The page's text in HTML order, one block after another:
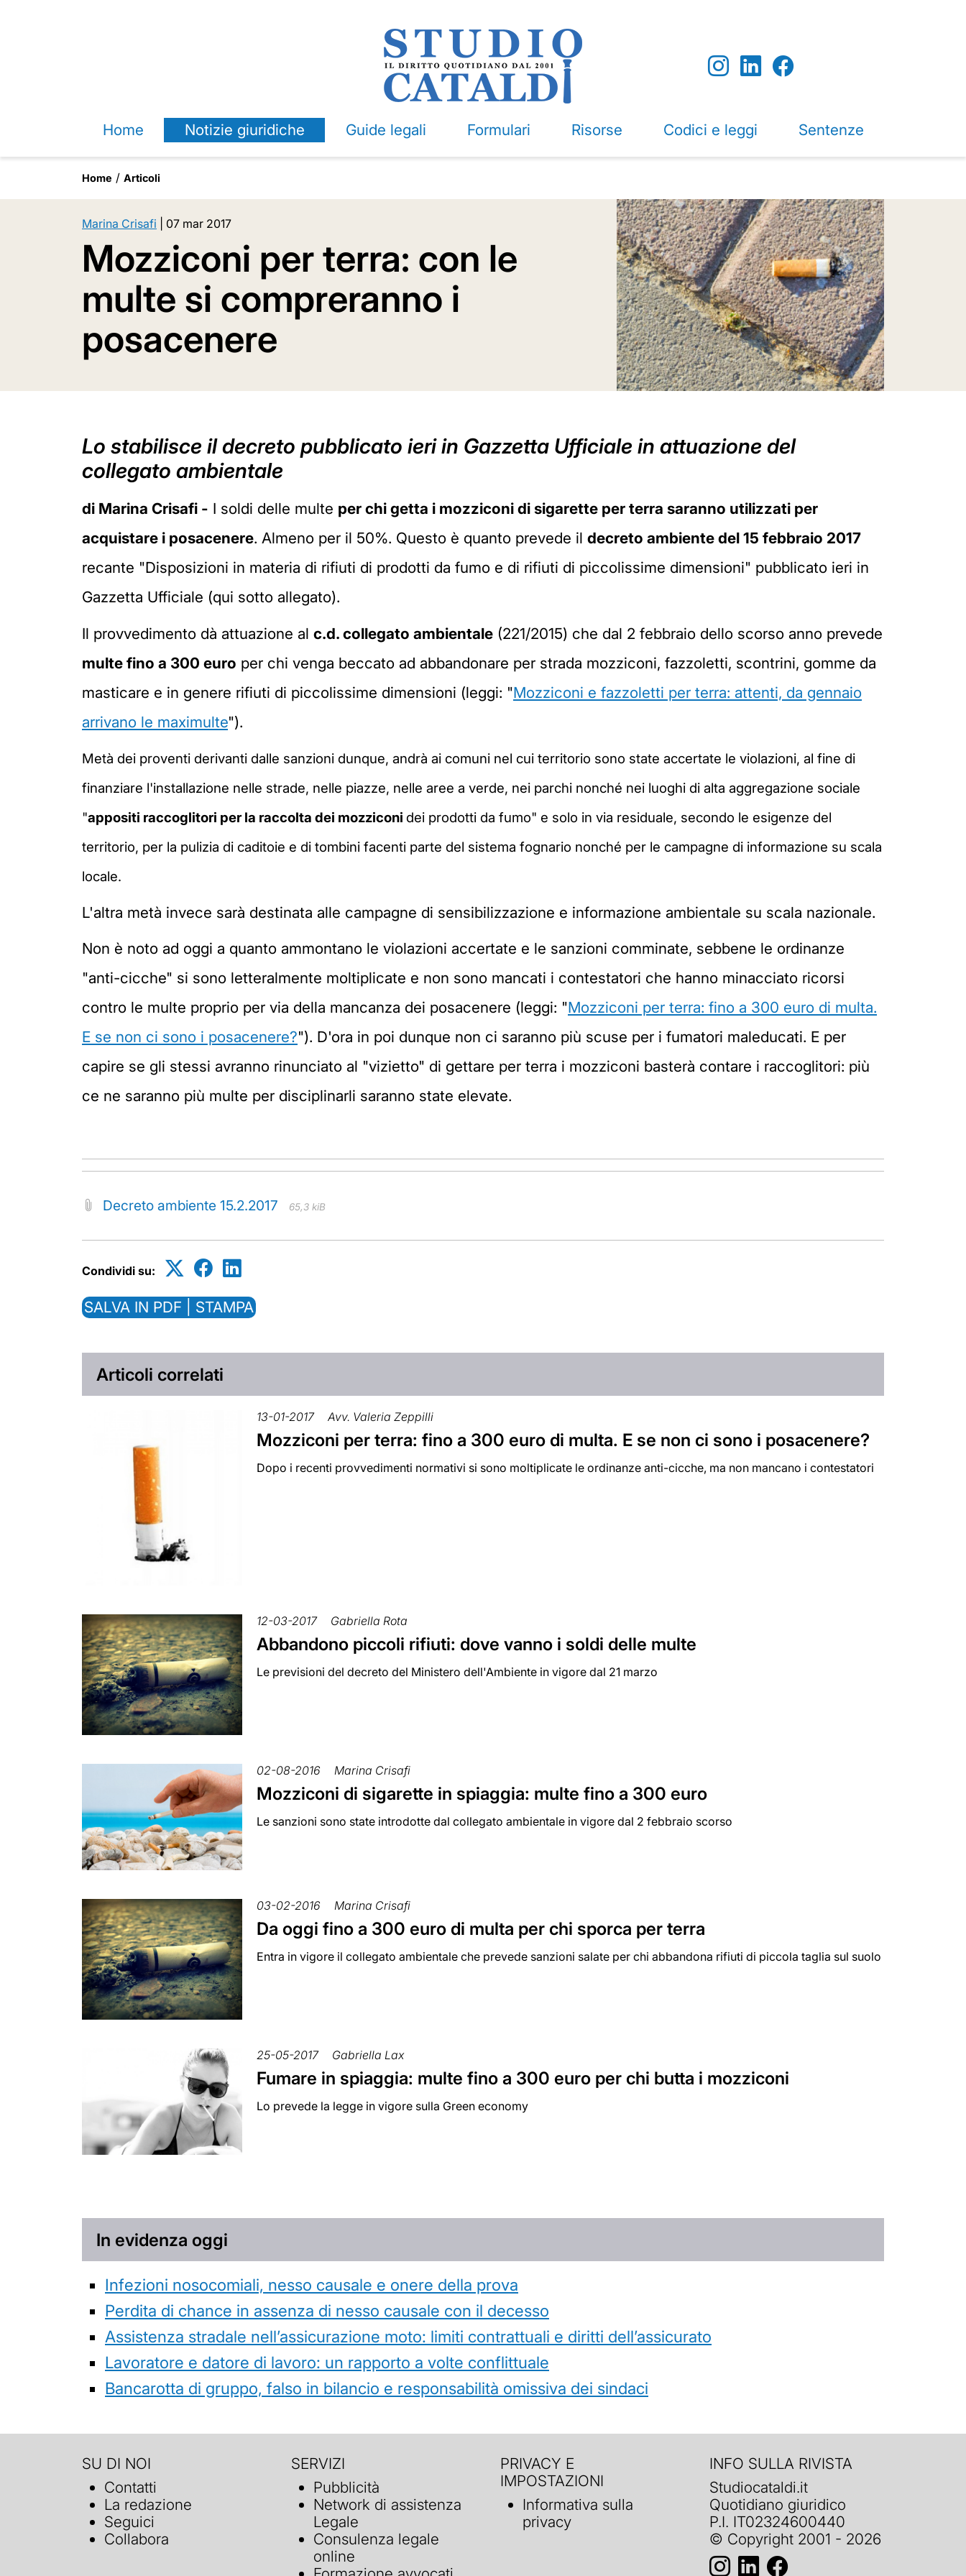
Home Notizie giuridiche Guide legali Formulari Risorse Codici e leggi Sentenze
Home Articoli
Marina Crisafi 07 mar 2017
Mozziconi per terra: con le
multe si compreranno i
posacenere
Lo stabilisce il decreto pubblicato ieri in Gazzetta Ufficiale in attuazione del
collegato ambientale
di Marina Crisafi - I soldi delle multe per chi getta i mozziconi di sigarette per terra saranno utilizzati per
acquistare i posacenere. Almeno per il 50%. Questo è quanto prevede il decreto ambiente del 15 febbraio 2017
recante "Disposizioni in materia di rifiuti di prodotti da fumo e di rifiuti di piccolissime dimensioni" pubblicato ieri in
Gazzetta Ufficiale (qui sotto allegato).
Il provvedimento dà attuazione al c.d. collegato ambientale (221/2015) che dal 2 febbraio dello scorso anno prevede
multe fino a 300 euro per chi venga beccato ad abbandonare per strada mozziconi, fazzoletti, scontrini, gomme da
masticare e in genere rifiuti di piccolissime dimensioni (leggi: "Mozziconi e fazzoletti per terra: attenti, da gennaio
arrivano le maximulte").
Metà dei proventi derivanti dalle sanzioni dunque, andrà ai comuni nel cui territorio sono state accertate le violazioni, al fine di
finanziare l'installazione nelle strade, nelle piazze, nelle aree a verde, nei parchi nonché nei luoghi di alta aggregazione sociale
"appositi raccoglitori per la raccolta dei mozziconi dei prodotti da fumo" e solo in via residuale, secondo le esigenze del
territorio, per la pulizia di caditoie e di tombini facenti parte del sistema fognario nonché per le campagne di informazione su scala
locale.
L'altra metà invece sarà destinata alle campagne di sensibilizzazione e informazione ambientale su scala nazionale.
Non è noto ad oggi a quanto ammontano le violazioni accertate e le sanzioni comminate, sebbene le ordinanze
"anti-cicche" si sono letteralmente moltiplicate e non sono mancati i contestatori che hanno minacciato ricorsi
contro le multe proprio per via della mancanza dei posacenere (leggi: "Mozziconi per terra: fino a 300 euro di multa.
E se non ci sono i posacenere?"). D'ora in poi dunque non ci saranno più scuse per i fumatori maleducati. E per
capire se gli stessi avranno rinunciato al "vizietto" di gettare per terra i mozziconi basterà contare i raccoglitori: più
ce ne saranno più multe per disciplinarli saranno state elevate.
Decreto ambiente 15.2.2017 65,3 kiB
Condividi su:
SALVA IN PDF | STAMPA
Articoli correlati
13-01-2017 Avv. Valeria Zeppilli
Mozziconi per terra: fino a 300 euro di multa. E se non ci sono i posacenere?
Dopo i recenti provvedimenti normativi si sono moltiplicate le ordinanze anti-cicche, ma non mancano i contestatori
12-03-2017 Gabriella Rota
Abbandono piccoli rifiuti: dove vanno i soldi delle multe
Le previsioni del decreto del Ministero dell'Ambiente in vigore dal 21 marzo
02-08-2016 Marina Crisafi
Mozziconi di sigarette in spiaggia: multe fino a 300 euro
Le sanzioni sono state introdotte dal collegato ambientale in vigore dal 2 febbraio scorso
03-02-2016 Marina Crisafi
Da oggi fino a 300 euro di multa per chi sporca per terra
Entra in vigore il collegato ambientale che prevede sanzioni salate per chi abbandona rifiuti di piccola taglia sul suolo
25-05-2017 Gabriella Lax
Fumare in spiaggia: multe fino a 300 euro per chi butta i mozziconi
Lo prevede la legge in vigore sulla Green economy
In evidenza oggi
Infezioni nosocomiali, nesso causale e onere della prova
Perdita di chance in assenza di nesso causale con il decesso
Assistenza stradale nell’assicurazione moto: limiti contrattuali e diritti dell’assicurato
Lavoratore e datore di lavoro: un rapporto a volte conflittuale
Bancarotta di gruppo, falso in bilancio e responsabilità omissiva dei sindaci
SU DI NOI
Contatti
La redazione
Seguici
Collabora
SERVIZI
Pubblicità
Network di assistenza
Legale
Consulenza legale
online
PRIVACY E
IMPOSTAZIONI
Informativa sulla
privacy
INFO SULLA RIVISTA
Studiocataldi.it
Quotidiano giuridico
P.I. IT02324600440
© Copyright 2001 - 2026